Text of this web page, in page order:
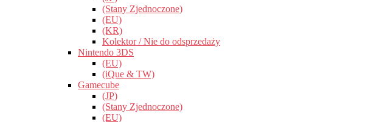
(Stany Zjednoczone)
(EU)
(KR)
Kolektor / Nie do odsprzedaży
Nintendo 3DS
(EU)
(iQue & TW)
Gamecube
(JP)
(Stany Zjednoczone)
(EU)